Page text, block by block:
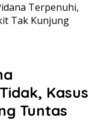
Terpenuhi,
Tak Kunjung
Kasus
Tuntas